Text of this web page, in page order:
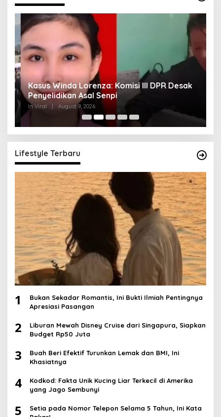
Kasus Winda Lorenza: Komisi III DPR Desak
Penyelidikan Asal Senpi
In Viral | August 9, 2026
Lifestyle Terbaru
1
Bukan Sekadar Romantis, Ini Bukti Ilmiah Pentingnya
Apresiasi Pasangan
2
Liburan Mewah Disney Cruise dari Singapura, Siapkan
Budget Rp50 Juta
3
Buah Beri Efektif Turunkan Lemak dan BMI, Ini
Khasiatnya
4
Kodkod: Fakta Unik Kucing Liar Terkecil di Amerika
yang Jago Sembunyi
5
Setia pada Nomor Telepon Selama 5 Tahun, Ini Kata